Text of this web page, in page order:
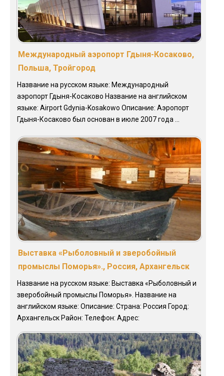
Международный аэропорт Гдыня-Косаково,
Польша, Тройгород
Название на русском языке: Международный
аэропорт Гдыня-Косаково Название на английском
языке: Airport Gdynia-Kosakowo Описание: Аэропорт
Гдыня-Косаково был основан в июле 2007 года ...
Выставка «Рыболовный и зверобойный
промыслы Поморья»., Россия, Архангельск
Название на русском языке: Выставка «Рыболовный и
зверобойный промыслы Поморья». Название на
английском языке: Описание: Страна: Россия Город:
Архангельск Район: Телефон: Адрес: